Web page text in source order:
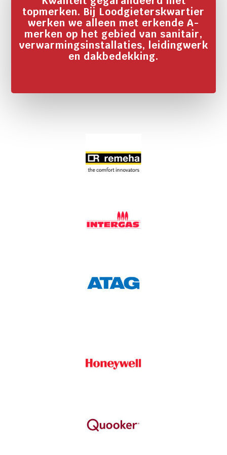
topmerken. Bij Loodgieterskwartier
werken we alleen met erkende A-
merken op het gebied van sanitair,
verwarmingsinstallaties, leidingwerk
en dakbedekking.